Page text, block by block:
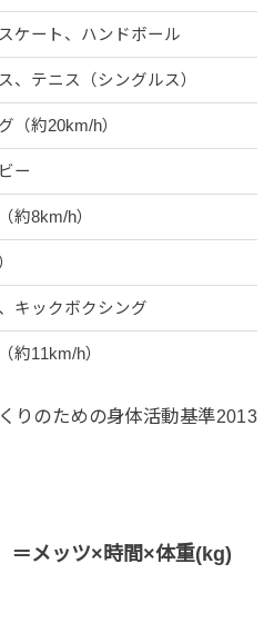
ケート、ハンドボール
、テニス（シングルス）
（約20km/h）
ー
約8km/h）
キックボクシング
約11km/h）
りのための身体活動基準2013
＝メッツ×時間×体重(kg)